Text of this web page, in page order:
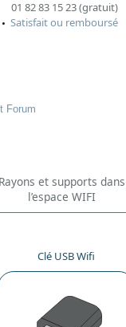
01 82 83 15 23 (gratuit)
Satisfait ou remboursé
Forum
Rayons et supports dans
l’espace WIFI
Clé USB Wifi